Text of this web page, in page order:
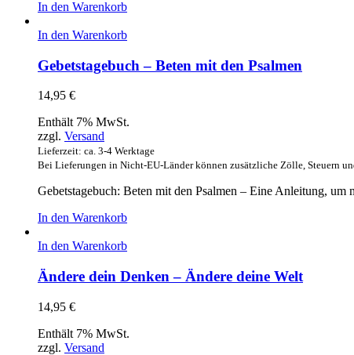
In den Warenkorb
In den Warenkorb
Gebetstagebuch – Beten mit den Psalmen
14,95 €
Enthält 7% MwSt.
zzgl. Versand
Lieferzeit: ca. 3-4 Werktage
Bei Lieferungen in Nicht-EU-Länder können zusätzliche Zölle, Steuern
Gebetstagebuch: Beten mit den Psalmen – Eine Anleitung,
In den Warenkorb
In den Warenkorb
Ändere dein Denken – Ändere deine Welt
14,95 €
Enthält 7% MwSt.
zzgl. Versand